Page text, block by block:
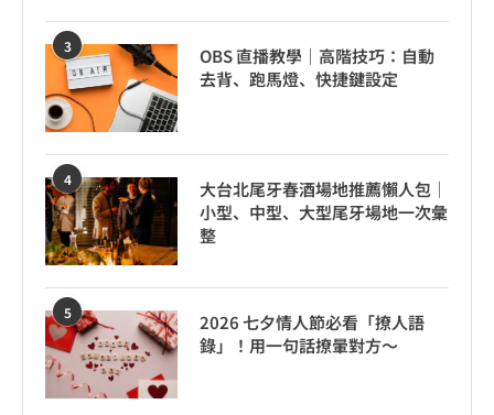
3
OBS 直播教學｜高階技巧：自動
去背、跑馬燈、快捷鍵設定
4
大台北尾牙春酒場地推薦懶人包｜
小型、中型、大型尾牙場地一次彙
整
5
2026 七夕情人節必看「撩人語
錄」！用一句話撩暈對方～